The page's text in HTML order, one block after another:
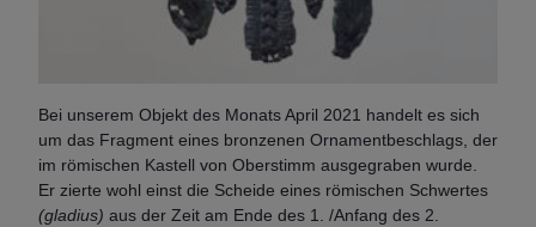
Bei unserem Objekt des Monats April 2021 handelt es sich
um das Fragment eines bronzenen Ornamentbeschlags, der
im römischen Kastell von Oberstimm ausgegraben wurde.
Er zierte wohl einst die Scheide eines römischen Schwertes
(gladius) aus der Zeit am Ende des 1. /Anfang des 2.